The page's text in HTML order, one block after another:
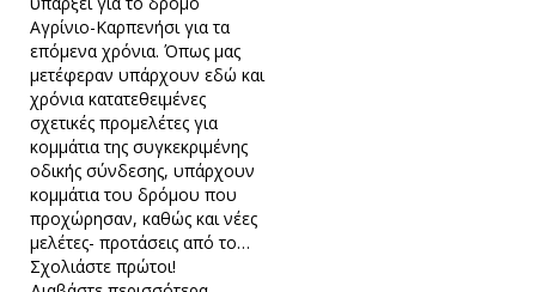
Αγρίνιο-Καρπενήσι για τα
επόμενα χρόνια. Όπως μας
μετέφεραν υπάρχουν εδώ και
χρόνια κατατεθειμένες
σχετικές προμελέτες για
κομμάτια της συγκεκριμένης
οδικής σύνδεσης, υπάρχουν
κομμάτια του δρόμου που
προχώρησαν, καθώς και νέες
μελέτες- προτάσεις από το…
Σχολιάστε πρώτοι!